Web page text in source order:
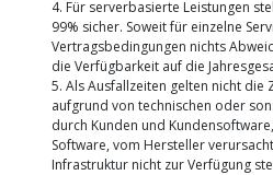
4. Für serverbasierte Leistungen
99% sicher. Soweit für einzelne
Vertragsbedingungen nichts
die Verfügbarkeit auf die
5. Als Ausfallzeiten gelten nicht die
aufgrund von technischen oder
durch Kunden und
Software, vom Hersteller
Infrastruktur nicht zur Verfügung